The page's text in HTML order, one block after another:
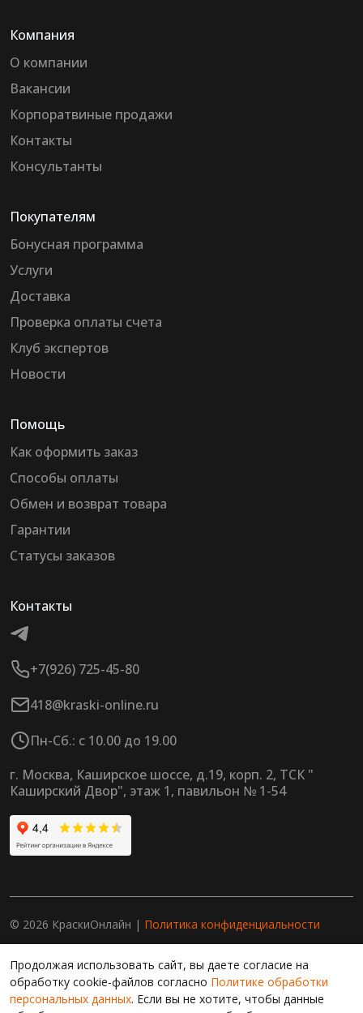
Компания
О компании
Вакансии
Корпоратвиные продажи
Контакты
Консультанты
Покупателям
Бонусная программа
Услуги
Доставка
Проверка оплаты счета
Клуб экспертов
Новости
Помощь
Как оформить заказ
Способы оплаты
Обмен и возврат товара
Гарантии
Статусы заказов
Контакты
+7(926) 725-45-80
418@kraski-online.ru
Пн-Сб.: с 10.00 до 19.00
г. Москва, Каширское шоссе, д.19, корп. 2, ТСК "
Каширский Двор", этаж 1, павильон № 1-54
© 2026 КраскиОнлайн | Политика конфиденциальности
использование сайтом cookies и обработку персональных
данных в целях функционирования сайта, проведения
ретаргетинга, статистических исследований, улучшения
сервиса и предоставления релевантной рекламной
Продолжая использовать сайт, вы даете согласие на
обработку cookie-файлов согласно Политике обработки
персональных данных. Если вы не хотите, чтобы данные